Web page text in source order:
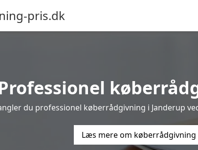
pris.dk
du professionel køberrådgivning i Janderup
Læs mere om køberrådgivning